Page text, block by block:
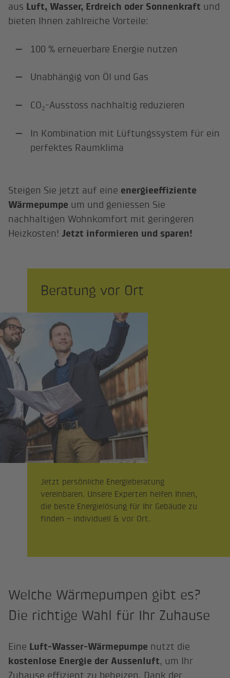
aus Luft, Wasser, Erdreich oder Sonnenkraft und
bieten Ihnen zahlreiche Vorteile:
100 % erneuerbare Energie nutzen
Unabhängig von Öl und Gas
CO₂-Ausstoss nachhaltig reduzieren
In Kombination mit Lüftungssystem für ein
perfektes Raumklima
Steigen Sie jetzt auf eine energieeffiziente
Wärmepumpe um und geniessen Sie
nachhaltigen Wohnkomfort mit geringeren
Heizkosten!Jetzt informieren und sparen!
Beratung vor Ort
Jetzt persönliche Energieberatung
vereinbaren. Unsere Experten helfen Ihnen,
die beste Energielösung für Ihr Gebäude zu
finden – individuell & vor Ort.
Welche Wärmepumpen gibt es?
Die richtige Wahl für Ihr Zuhause
Eine Luft-Wasser-Wärmepumpe nutzt die
kostenlose Energie der Aussenluft, um Ihr
Zuhause effizient zu beheizen. Dank der